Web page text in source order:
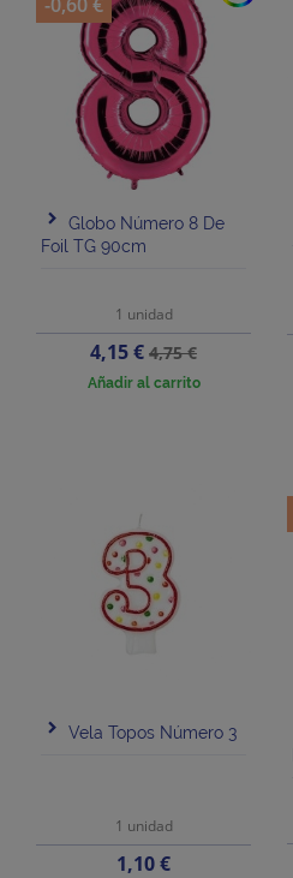
Globo Número 8 De
Foil TG 90cm
1 unidad
Precio
4,15 €Precio
base
4,75 €
Añadir al carrito
Vela Topos Número 3
1 unidad
Precio
1,10 €